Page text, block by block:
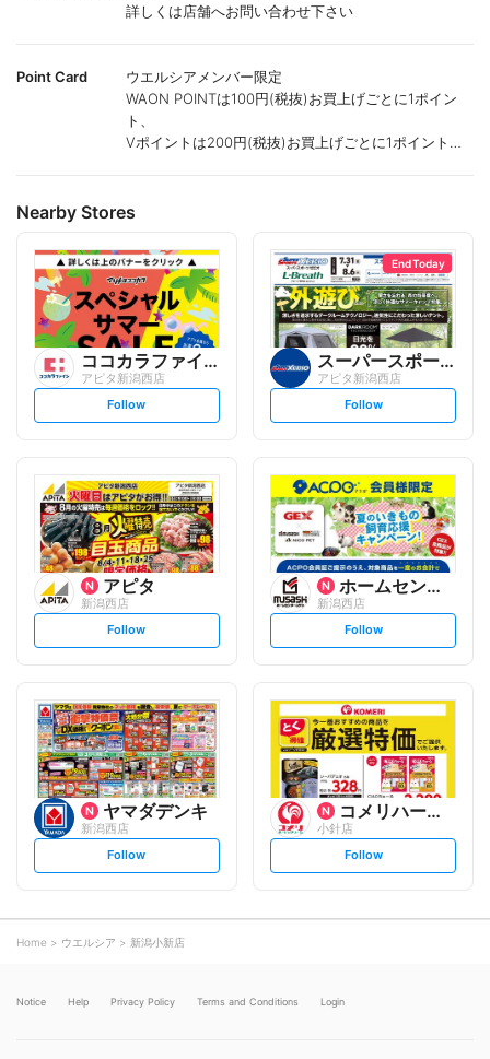
詳しくは店舗へお問い合わせ下さい
Point Card
ウエルシアメンバー限定
WAON POINTは100円(税抜)お買上げごとに1ポイン
ト、
Vポイントは200円(税抜)お買上げごとに1ポイント進
Nearby Stores
ココカラファイン
アピタ新潟西店
s
t
o
w
Follow
End Today
スーパースポーツゼビオ
アピタ新潟西店
s
t
l
o
w
Follow
アピタ
新潟西店
s
t
l
o
w
Follow
ホームセンタームサシ
新潟西店
s
t
l
o
w
Follow
ヤマダデンキ
新潟西店
s
t
o
w
Follow
コメリハード&グリーン
小針店
s
t
Follow
Home ウエルシア 新潟小新店
Notice Help Privacy Policy Terms and Conditions Login